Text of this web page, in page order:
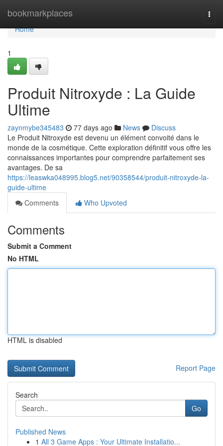
bookmarkplaces
Home
Home
1
Produit Nitroxyde : La Guide
Ultime
zaynmybe345483 77 days ago News
Discuss
Le Produit Nitroxyde est devenu un élément convoité dans le
monde de la cosmétique. Cette exploration définitif vous offre les
connaissances importantes pour comprendre parfaitement ses
avantages. De sa
https://leaswka048995.blog5.net/90358544/produit-nitroxyde-la-
guide-ultime
Comments
Who Upvoted
Comments
Submit a Comment
No HTML
HTML is disabled
Report Page
Search
Go
Published News
1 All 3 Game Apps : Your Ultimate Installatio...